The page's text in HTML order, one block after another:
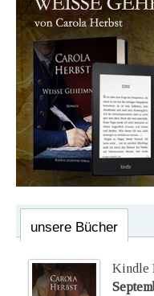
unsere Bücher
Kindle